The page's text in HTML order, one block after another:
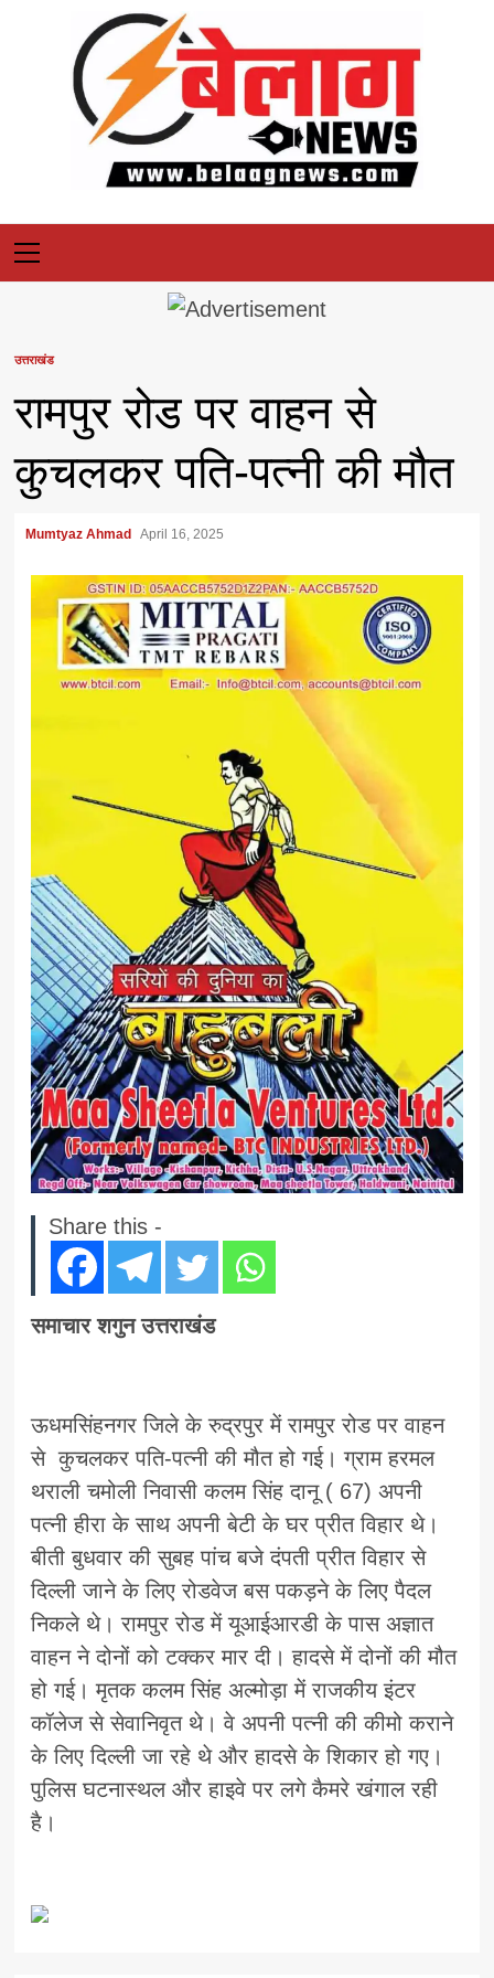
Primary
Menu
उत्तराखंड
रामपुर रोड पर वाहन से
कुचलकर पति-पत्नी की मौत
Mumtyaz Ahmad April 16, 2025
Share this -
समाचार शगुन उत्तराखंड
ऊधमसिंहनगर जिले के रुद्रपुर में रामपुर रोड पर वाहन
से कुचलकर पति-पत्नी की मौत हो गई। ग्राम हरमल
थराली चमोली निवासी कलम सिंह दानू ( 67) अपनी
पत्नी हीरा के साथ अपनी बेटी के घर प्रीत विहार थे।
बीती बुधवार की सुबह पांच बजे दंपती प्रीत विहार से
दिल्ली जाने के लिए रोडवेज बस पकड़ने के लिए पैदल
निकले थे। रामपुर रोड में यूआईआरडी के पास अज्ञात
वाहन ने दोनों को टक्कर मार दी। हादसे में दोनों की मौत
हो गई। मृतक कलम सिंह अल्मोड़ा में राजकीय इंटर
कॉलेज से सेवानिवृत थे। वे अपनी पत्नी की कीमो कराने
के लिए दिल्ली जा रहे थे और हादसे के शिकार हो गए।
पुलिस घटनास्थल और हाइवे पर लगे कैमरे खंगाल रही
है।